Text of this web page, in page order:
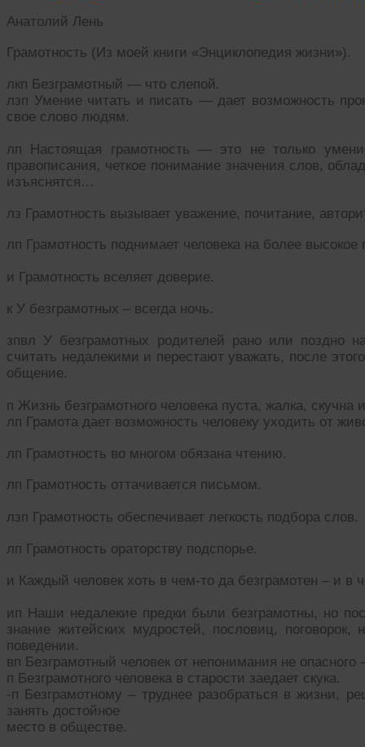
Анатолий Лень
Грамотность (Из моей книги «Энциклопедия жизни»).
лкп Безграмотный — что слепой.
лзп Умение читать и писать — дает возможность
свое слово людям.
лп Настоящая грамотность — это не только
правописания, четкое понимание значения слов,
изъяснятся…
лз Грамотность вызывает уважение, почитание,
лп Грамотность поднимает человека на более
и Грамотность вселяет доверие.
к У безграмотных – всегда ночь.
зпвл У безграмотных родителей рано или поздно
считать недалекими и перестают уважать, после
общение.
п Жизнь безграмотного человека пуста, жалка, скучна
лп Грамота дает возможность человеку уходить от
лп Грамотность во многом обязана чтению.
лп Грамотность оттачивается письмом.
лзп Грамотность обеспечивает легкость подбора слов.
лп Грамотность ораторству подспорье.
и Каждый человек хоть в чем-то да безграмотен – и в
ип Наши недалекие предки были безграмотны, но
знание житейских мудростей, пословиц,
поведении.
вп Безграмотный человек от непонимания не опасного
п Безграмотного человека в старости заедает скука.
-п Безграмотному – труднее разобраться в жизни,
занять достойное
место в обществе.